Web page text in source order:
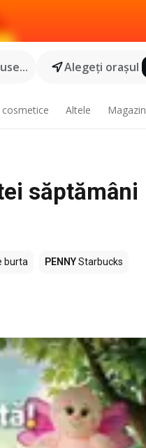
Alegeţi oraşul
Altele Magazin
săptămâni
burta PENNYStarbucks